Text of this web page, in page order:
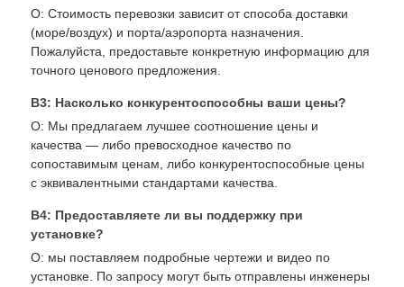
О: Стоимость перевозки зависит от способа доставки
(море/воздух) и порта/аэропорта назначения.
Пожалуйста, предоставьте конкретную информацию для
точного ценового предложения.
В3: Насколько конкурентоспособны ваши цены?
О: Мы предлагаем лучшее соотношение цены и
качества — либо превосходное качество по
сопоставимым ценам, либо конкурентоспособные цены
с эквивалентными стандартами качества.
В4: Предоставляете ли вы поддержку при
установке?
О: мы поставляем подробные чертежи и видео по
установке. По запросу могут быть отправлены инженеры